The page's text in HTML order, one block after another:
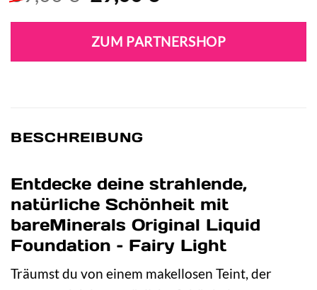
war:
39,00 €
ist:
29,00 €.
ZUM PARTNERSHOP
BESCHREIBUNG
Entdecke deine strahlende,
natürliche Schönheit mit
bareMinerals Original Liquid
Foundation – Fairy Light
Träumst du von einem makellosen Teint, der